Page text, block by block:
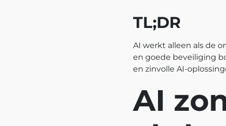
TL;DR
AI werkt alleen als de
en goede beveiliging
en zinvolle AI-
AI